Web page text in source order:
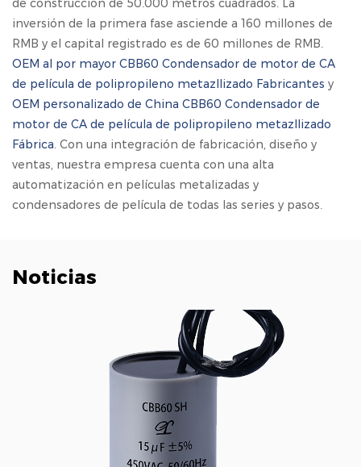
de construcción de 50.000 metros cuadrados. La
inversión de la primera fase asciende a 160 millones de
RMB y el capital registrado es de 60 millones de RMB.
OEM al por mayor CBB60 Condensador de motor de CA
de película de polipropileno metazllizado Fabricantes y
OEM personalizado de China CBB60 Condensador de
motor de CA de película de polipropileno metazllizado
Fábrica. Con una integración de fabricación, diseño y
ventas, nuestra empresa cuenta con una alta
automatización en películas metalizadas y
condensadores de película de todas las series y pasos.
Noticias